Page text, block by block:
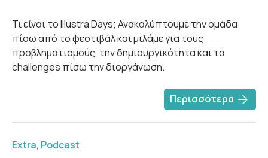
Τι είναι το Illustra Days; Ανακαλύπτουμε την ομάδα
πίσω από το φεστιβάλ και μιλάμε για τους
προβληματισμούς, την δημιουργικότητα και τα
challenges πίσω την διοργάνωση.
Περισσότερα arrow_forward
Extra, Podcast